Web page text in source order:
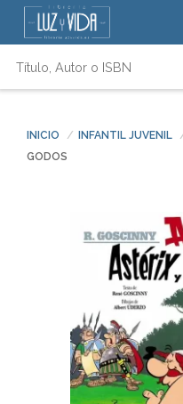
INICIO INFANTIL JUVENIL
GODOS